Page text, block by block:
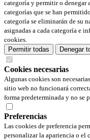
categoría y permitir o denegar
categorías que se han
categoría se eliminarán de su
asignadas a cada categoría e
cookies.
Permitir todas
Denegar
Cookies necesarias
Algunas cookies son
sitio web no funcionará
forma predeterminada y no se
Preferencias
Las cookies de preferencia
personalizar la apariencia o el